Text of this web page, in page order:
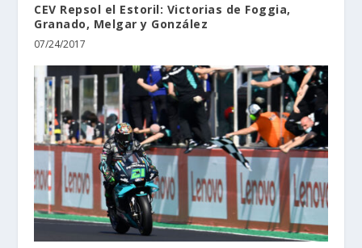
CEV Repsol el Estoril: Victorias de Foggia,
Granado, Melgar y González
07/24/2017